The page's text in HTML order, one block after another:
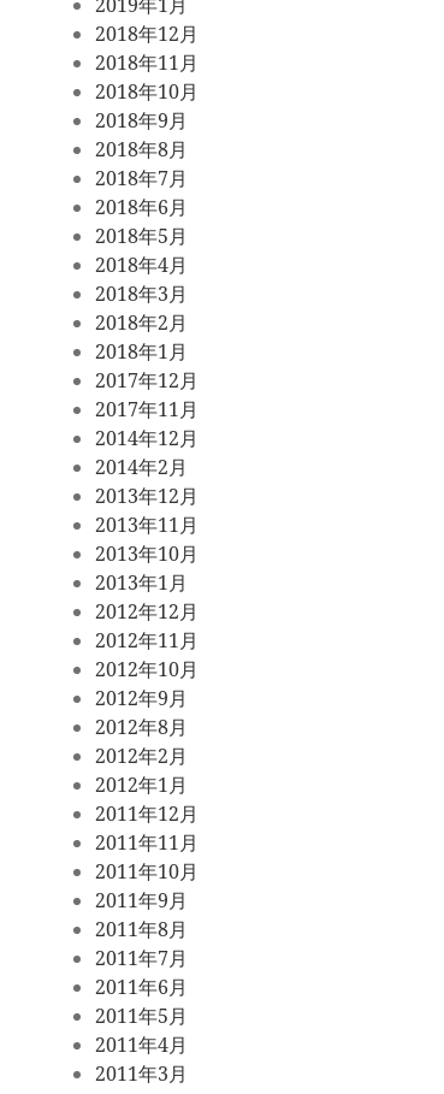
2018年12月
2018年11月
2018年10月
2018年9月
2018年8月
2018年7月
2018年6月
2018年5月
2018年4月
2018年3月
2018年2月
2018年1月
2017年12月
2017年11月
2014年12月
2014年2月
2013年12月
2013年11月
2013年10月
2013年1月
2012年12月
2012年11月
2012年10月
2012年9月
2012年8月
2012年2月
2012年1月
2011年12月
2011年11月
2011年10月
2011年9月
2011年8月
2011年7月
2011年6月
2011年5月
2011年4月
2011年3月